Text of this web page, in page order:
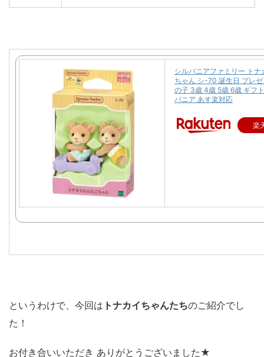
シルバニアファミリー トナ
ちゃん シ-70 誕生日 プレ
の子 3歳 4歳 5歳 6歳 ギフ
バニア あす楽対応
楽
というわけで、今回は トナカイちゃんたちのご紹介でし
た！
お付き合いいただき ありがとうございました★